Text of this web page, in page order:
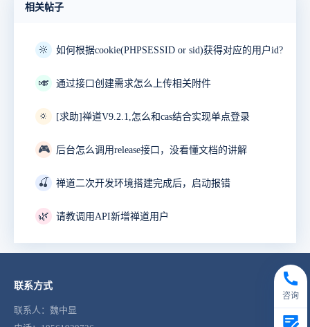
相关帖子
🔆 如何根据cookie(PHPSESSID or sid)获得对应的用户id?
🎺 通过接口创建需求怎么上传相关附件
🔅 [求助]禅道V9.2.1,怎么和cas结合实现单点登录
🎮 后台怎么调用release接口，没看懂文档的讲解
🍒 禅道二次开发环境搭建完成后，启动报错
🌿 请教调用API新增禅道用户
联系方式
联系人：魏中显
咨询